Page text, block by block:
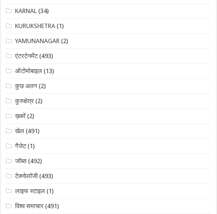
KARNAL (34)
KURUKSHETRA (1)
YAMUNANAGAR (2)
एंटरटेनमेंट(493)
ऑटोमोबाइल (13)
कुछ अलग (2)
कुरुक्षेत्र (2)
ख़बरें (2)
खेल (491)
गैजेट(1)
जॉब्स (492)
टेक्नोलॉजी (493)
लाइफ स्टाइल (1)
विश्व समाचार (491)